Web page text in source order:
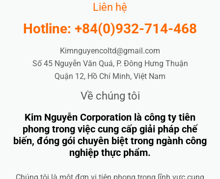
Liên hệ
Hotline: +84(0)932-714-468
Kimnguyencoltd@gmail.com
Số 45 Nguyễn Văn Quá, P. Đông Hưng Thuận
Quận 12, Hồ Chí Minh, Việt Nam
Về chúng tôi
Kim Nguyễn Corporation là công ty tiên
phong trong việc cung cấp giải pháp chế
biến, đóng gói chuyên biệt trong ngành công
nghiệp thực phẩm.